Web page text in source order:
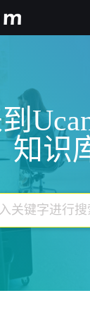
知识